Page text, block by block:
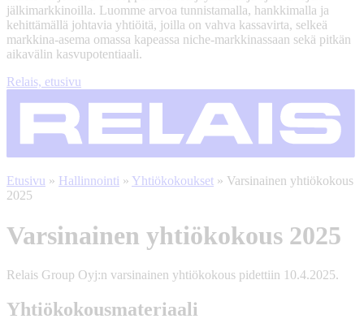
jälkimarkkinoilla. Luomme arvoa tunnistamalla, hankkimalla ja
kehittämällä johtavia yhtiöitä, joilla on vahva kassavirta, selkeä
markkina-asema omassa kapeassa niche-markkinassaan sekä pitkän
aikavälin kasvupotentiaali.
Relais, etusivu
Etusivu » Hallinnointi » Yhtiökokoukset » Varsinainen yhtiökokous
2025
Varsinainen yhtiökokous 2025
Relais Group Oyj:n varsinainen yhtiökokous pidettiin 10.4.2025.
Yhtiökokousmateriaali